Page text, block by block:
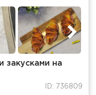
закусками на
ID: 736809